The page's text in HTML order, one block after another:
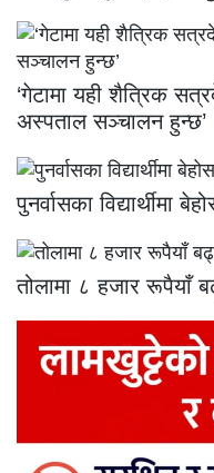
‘गेटामा यही शैत्रिक
अस्पताल सञ्चालन हुन्छ’
पुनर्वासका विद्यार्थीमा
तोलामा ८ हजार रूपैयाँ